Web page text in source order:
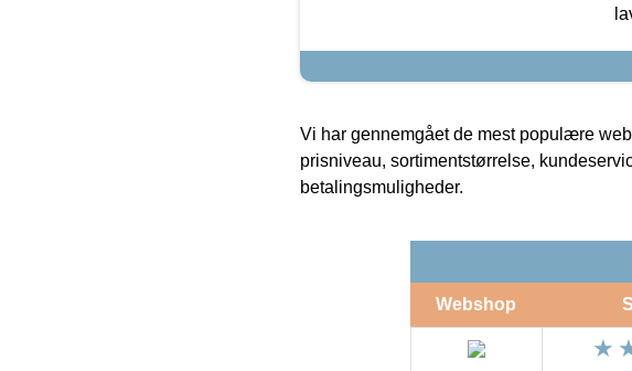
Vi har gennemgået de mest populære
prisniveau, sortimentstørrelse,
betalingsmuligheder.
Webshop